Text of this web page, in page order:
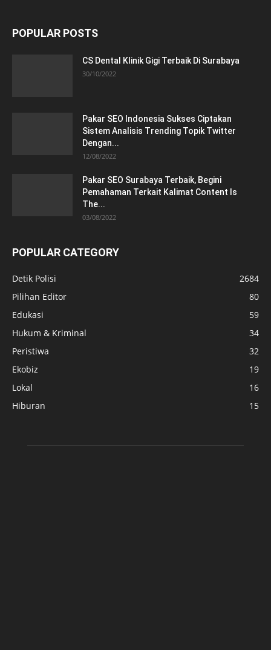
POPULAR POSTS
CS Dental Klinik Gigi Terbaik Di Surabaya
30/10/2022
Pakar SEO Indonesia Sukses Ciptakan
Sistem Analisis Trending Topik Twitter
Dengan...
12/08/2022
Pakar SEO Surabaya Terbaik, Begini
Pemahaman Terkait Kalimat Content Is
The...
03/08/2022
POPULAR CATEGORY
Detik Polisi
2684
Pilihan Editor
80
Edukasi
59
Hukum & Kriminal
34
Peristiwa
32
Ekobiz
19
Lokal
16
Hiburan
15